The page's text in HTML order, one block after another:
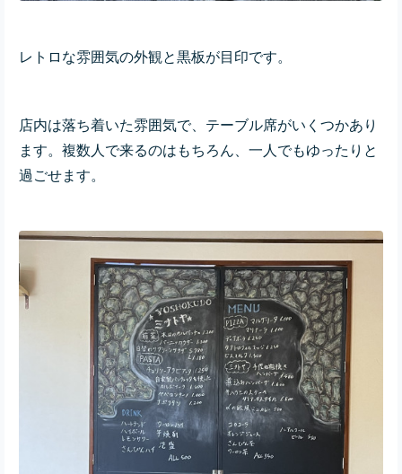
レトロな雰囲気の外観と黒板が目印です。
店内は落ち着いた雰囲気で、テーブル席がいくつかあり
ます。複数人で来るのはもちろん、一人でもゆったりと
過ごせます。